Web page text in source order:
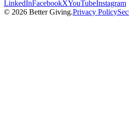
LinkedInFacebookXYouTubeInstagram
© 2026 Better Giving.Privacy Policy